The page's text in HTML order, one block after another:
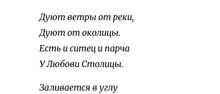
Дуют ветры от реки,
Дуют от околицы.
Есть и ситец и парча
У Любови Столицы.
Заливается в углу